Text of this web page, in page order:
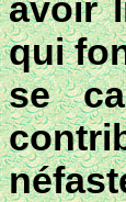
avoir
qui
se